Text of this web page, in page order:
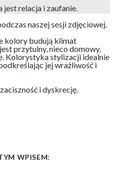
jest relacja i zaufanie.
naszej sesji zdjęciowej.
kolory budują klimat
przytulny, nieco domowy,
Kolorystyka stylizacji idealnie
jej wrażliwość i
i dyskrecję.
WPISEM: